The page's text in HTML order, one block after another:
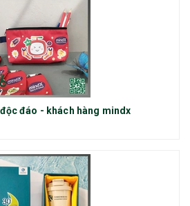
đáo - khách hàng mindx